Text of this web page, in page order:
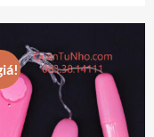
có
nhiều
biến
thể.
Các